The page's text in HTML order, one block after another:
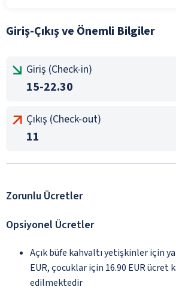
Giriş-Çıkış ve Önemli Bilgiler
Giriş (Check-in)
15-22.30
Çıkış (Check-out)
11
Zorunlu Ücretler
Opsiyonel Ücretler
Açık büfe kahvaltı yetişkinler için
EUR, çocuklar için 16.90 EUR ücret
edilmektedir